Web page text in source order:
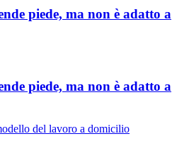
piede, ma non è adatto a
piede, ma non è adatto a
del lavoro a domicilio